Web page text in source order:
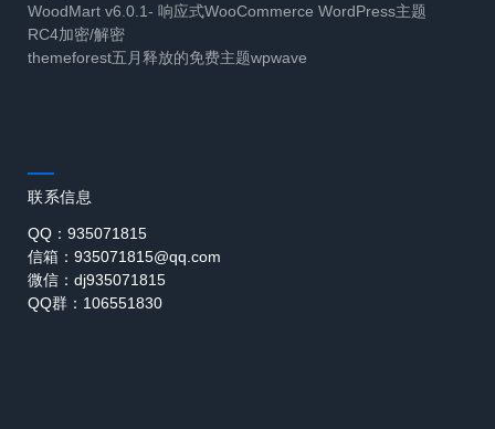
WoodMart v6.0.1- 响应式WooCommerce WordPress主题
RC4加密/解密
themeforest五月释放的免费主题wpwave
联系信息
QQ：935071815
信箱：935071815@qq.com
微信：dj935071815
QQ群：106551830